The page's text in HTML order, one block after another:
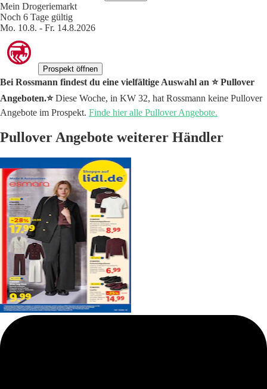
Mein Drogeriemarkt
Noch 6 Tage gültig
Mo. 10.8. - Fr. 14.8.2026
Prospekt öffnen
Bei Rossmann findest du eine vielfältige Auswahl an ⭐️ Pullover
Angeboten.⭐️Diese Woche, in KW 32, hat Rossmann keine Pullover
Angebote im Prospekt. Finde hier alle Pullover Angebote.
Pullover Angebote weiterer Händler